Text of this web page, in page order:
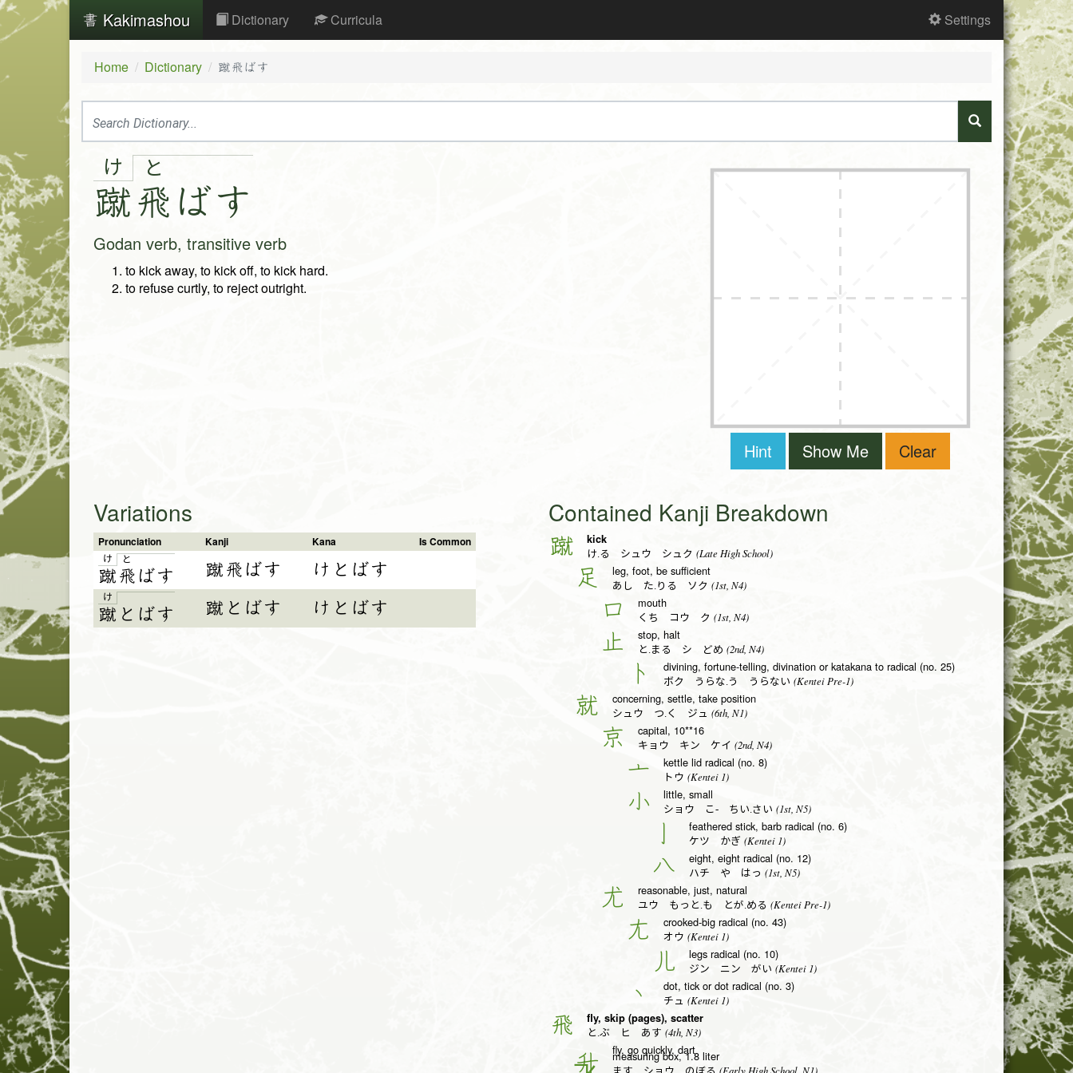
Kakimashou Dictionary Curricula Settings
Home Dictionary 蹴飛ばす
け
蹴
と
飛 ばす
Godan verb, transitive verb
to kick away, to kick off, to kick hard.
to refuse curtly, to reject outright.
Hint Show Me Clear
Variations
Pronunciation Kanji Kana Is Common
け
蹴
と
飛 ばす 蹴飛ばす けとばす
け
蹴 と ばす 蹴とばす けとばす
Contained Kanji Breakdown
蹴 kick
け.る シュウ シュク (Late High School)
足 leg, foot, be sufficient
あし た.りる ソク (1st, N4)
口 mouth
くち コウ ク (1st, N4)
止 stop, halt
と.まる シ どめ (2nd, N4)
卜 divining, fortune-telling, divination or katakana to radical (no. 25)
ボク うらな.う うらない (Kentei Pre-1)
就 concerning, settle, take position
シュウ つ.く ジュ (6th, N1)
京 capital, 10**16
キョウ キン ケイ (2nd, N4)
亠 kettle lid radical (no. 8)
トウ (Kentei 1)
小 little, small
ショウ こ- ちい.さい (1st, N5)
亅 feathered stick, barb radical (no. 6)
ケツ かぎ (Kentei 1)
八 eight, eight radical (no. 12)
ハチ や はっ (1st, N5)
尤 reasonable, just, natural
ユウ もっと.も とが.める (Kentei Pre-1)
尢 crooked-big radical (no. 43)
オウ (Kentei 1)
儿 legs radical (no. 10)
ジン ニン がい (Kentei 1)
丶 dot, tick or dot radical (no. 3)
チュ (Kentei 1)
飛 fly, skip (pages), scatter
と.ぶ ヒ あす (4th, N3)
fly, go quickly, dart
升 measuring box, 1.8 liter
(Early High School, N1)